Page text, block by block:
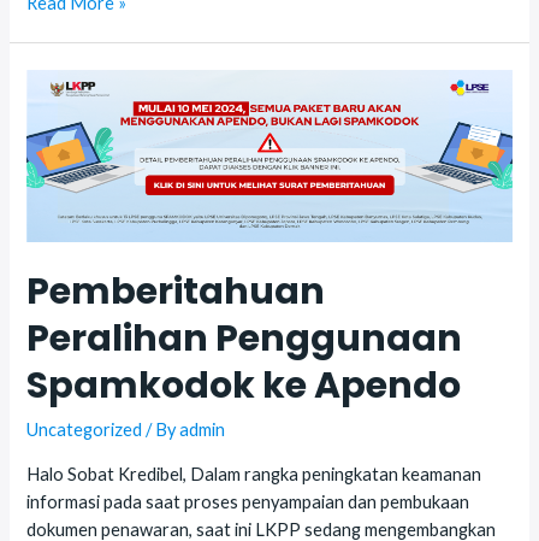
Kualifikasi
Katalog
Elektronik
Pemberitahuan
Peralihan Penggunaan
Spamkodok ke Apendo
Uncategorized / Byadmin
Halo Sobat Kredibel, Dalam rangka peningkatan keamanan
informasi pada saat proses penyampaian dan pembukaan
dokumen penawaran, saat ini LKPP sedang mengembangkan